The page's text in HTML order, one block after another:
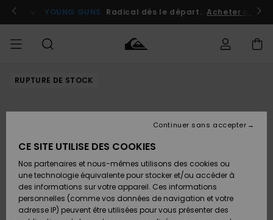
l'information
le
Se connecter / s'inscrire
YOUNG GUNS Radical dès le départ. Acheter
HOMME Vêtements
Chaussures
& Tongs
Vêtements
Chaussures
& Tongs
FEMME
Shop
A
Découvrir
SURF
Surf
Surf
Shop
Enfant
Highlights
SNOW
Snow
Snow
Shop
Enfant
Snow
Outlet
Enfant
Outlet
Femme
Accéder à
Retours
Paiement
RUPTURE DE STOCK
CE SITE UTILISE DES COOKIES
Nos partenaires et nous-mêmes utilisons des cookies ou
une technologie équivalente pour stocker et/ou accéder à
des informations sur votre appareil. Ces informations
personnelles (comme vos données de navigation et votre
adresse IP) peuvent être utilisées pour vous présenter des
Continuer sans accepter